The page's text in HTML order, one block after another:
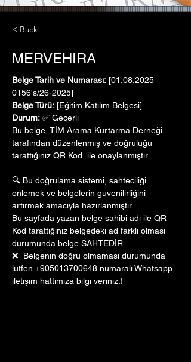
< Back
MERVEHIRA
Belge Tarih ve Numarası: [01.08.2025
0156's/26-2025]
Belge Türü: [Eğitim Katılım Belgesi]
Durum: ✅ Geçerli
Bu belge, TİM Arama Kurtarma Derneği
tarafından düzenlenmiş ve doğruluğu
tarattığınız QR Kod  ile onaylanmıştır.
🔍 Bu doğrulama sistemi, sahteciliği
önlemek ve belgelerin güvenilirliğini
artırmak amacıyla hazırlanmıştır.
Bu sayfada yazan belge sahibi adı ile QR
Kod tarattığınız belgedeki ad farklı olması
durumunda belge SAHTEDİR.
❌  Belgenin doğru olmaması durumunda
lütfen +905013700648 numaralı Whatsapp
iletişim hattımıza bilgi veriniz.!